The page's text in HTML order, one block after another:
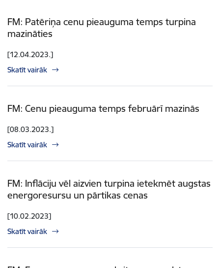
FM: Patēriņa cenu pieauguma temps turpina
mazināties
[12.04.2023.]
Skatīt vairāk
FM: Cenu pieauguma temps februārī mazinās
[08.03.2023.]
Skatīt vairāk
FM: Inflāciju vēl aizvien turpina ietekmēt augstas
energoresursu un pārtikas cenas
[10.02.2023]
Skatīt vairāk